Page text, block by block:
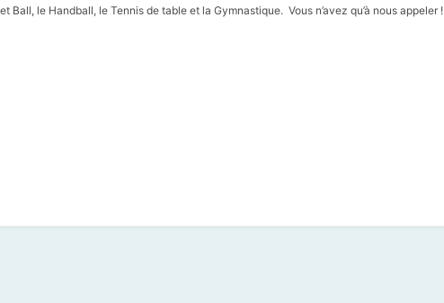
le Handball, le Tennis de table et la Gymnastique. Vous n’avez qu’à nous appeler !